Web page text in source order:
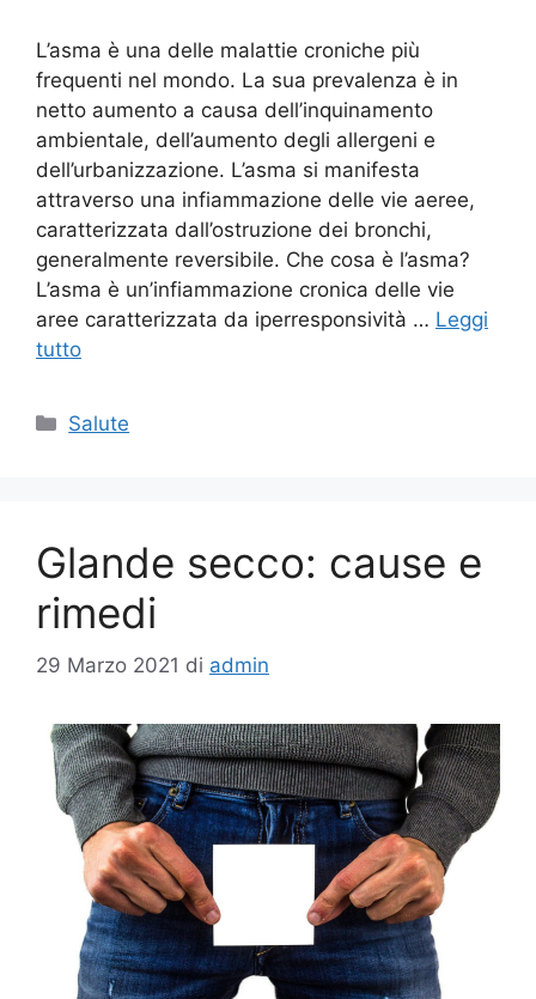
L’asma è una delle malattie croniche più
frequenti nel mondo. La sua prevalenza è in
netto aumento a causa dell’inquinamento
ambientale, dell’aumento degli allergeni e
dell’urbanizzazione. L’asma si manifesta
attraverso una infiammazione delle vie aeree,
caratterizzata dall’ostruzione dei bronchi,
generalmente reversibile. Che cosa è l’asma?
L’asma è un’infiammazione cronica delle vie
aree caratterizzata da iperresponsività … Leggi
tutto
Categorie
Salute
Glande secco: cause e
rimedi
29 Marzo 2021 di admin